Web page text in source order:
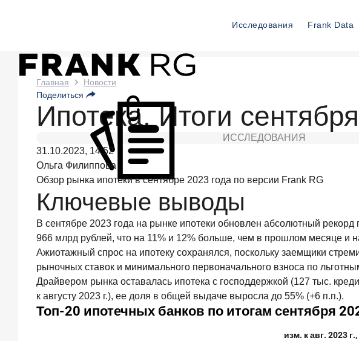
Исследования Frank Data
Новости
Frank
RG
Сегодня
в 11:00
ИССЛЕДОВАНИЕ
По
итогам
июля
2026
года
объем
выдач
кредитов
составил
061,9
млрд
Главная
Новости
Поделиться
Ипотека. Итоги
ИССЛЕДОВАНИЯ
31.10.2023, 14:52
Ольга Филиппова
Обзор рынка ипотеки в сентябре 2023 года по версии Frank RG
Ключевые выводы
В сентябре 2023 года на рынке ипотеки обновлен абсолютный
966 млрд рублей, что на 11% и 12% больше, чем в прошлом месяце и
Ажиотажный спрос на ипотеку сохранялся, поскольку заемщики
рыночных ставок и минимального первоначального взноса по
Драйвером рынка оставалась ипотека с господдержкой (127 тыс.
к августу 2023 г.), ее доля в общей выдаче выросла до 55% (+6 п.п.).